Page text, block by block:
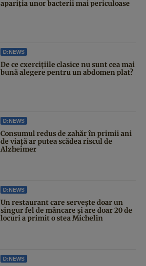
apariția unor bacterii mai periculoase
D:NEWS
De ce cxercițiile clasice nu sunt cea mai
bună alegere pentru un abdomen plat?
D:NEWS
Consumul redus de zahăr în primii ani
de viață ar putea scădea riscul de
Alzheimer
D:NEWS
Un restaurant care servește doar un
singur fel de mâncare și are doar 20 de
locuri a primit o stea Michelin
D:NEWS